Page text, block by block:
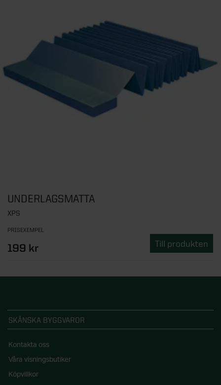
UNDERLAGSMATTA
XPS
PRISEXEMPEL
199 kr Till produkten
SKÅNSKA BYGGVAROR
Kontakta oss
Våra visningsbutiker
Köpvillkor